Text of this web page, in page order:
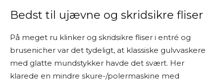
Bedst til ujævne og skridsikre fliser
På meget ru klinker og skridsikre fliser i entré og
brusenicher var det tydeligt, at klassiske gulvvaskere
med glatte mundstykker havde det svært. Her
klarede en mindre skure-/polermaskine med